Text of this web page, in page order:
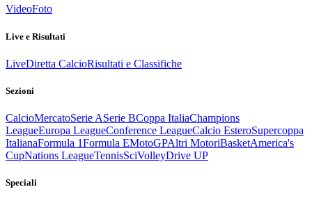
VideoFoto
Live e Risultati
LiveDiretta CalcioRisultati e Classifiche
Sezioni
CalcioMercatoSerie ASerie BCoppa ItaliaChampions
LeagueEuropa LeagueConference LeagueCalcio EsteroSupercoppa
ItalianaFormula 1Formula EMotoGPAltri MotoriBasketAmerica's
CupNations LeagueTennisSciVolleyDrive UP
Speciali